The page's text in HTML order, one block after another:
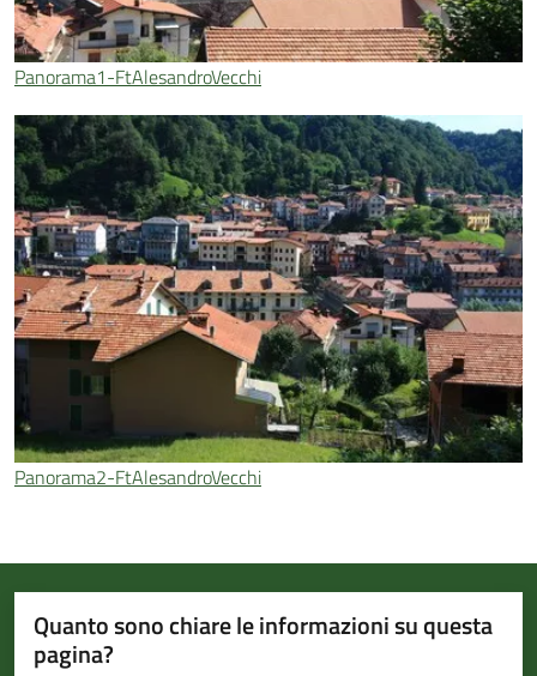
Panorama1-FtAlesandroVecchi
Panorama2-FtAlesandroVecchi
Quanto sono chiare le informazioni su questa
pagina?